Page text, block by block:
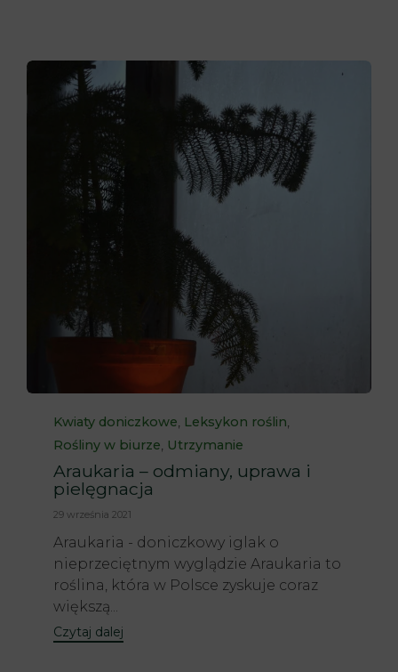
Category
Kwiaty doniczkowe, Leksykon roślin,
Rośliny w biurze, Utrzymanie
Araukaria – odmiany, uprawa i
pielęgnacja
29 września 2021
Araukaria - doniczkowy iglak o
nieprzeciętnym wyglądzie Araukaria to
roślina, która w Polsce zyskuje coraz
większą...
Czytaj dalej